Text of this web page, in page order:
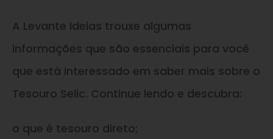
A Levante Ideias trouxe algumas
informações que são essenciais para você
que está interessado em saber mais sobre o
Tesouro Selic. Continue lendo e descubra:
o que é tesouro direto;